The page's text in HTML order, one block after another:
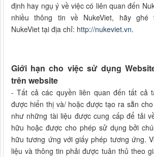
định hay ngụ ý về việc có liên quan đến
nhiều thông tin về NukeViet, hãy ghé
NukeViet tại địa chỉ: http://nukeviet.vn.
Giới hạn cho việc sử dụng
trên website
- Tất cả các quyền liên quan đến tất cả
được hiển thị và/ hoặc được tạo ra sẵn
như những tài liệu được cung cấp để tải
hữu hoặc được cho phép sử dụng bởi
hữu tương ứng với giấy phép tương ứng.
liệu và thông tin phải được tuân thủ theo